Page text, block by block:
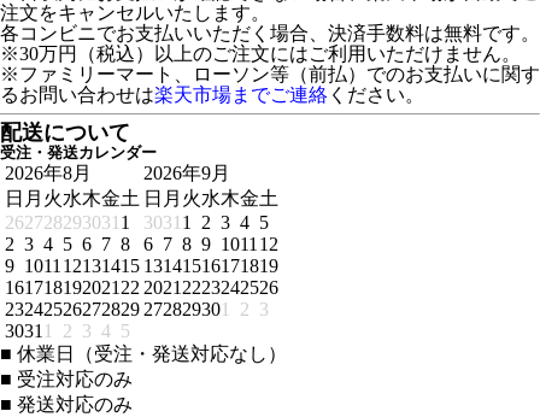
注文をキャンセルいたします。
各コンビニでお支払いいただく場合、決済手数料は無料です。
※30万円（税込）以上のご注文にはご利用いただけません。
※ファミリーマート、ローソン等（前払）でのお支払いに関す
るお問い合わせは楽天市場までご連絡 ください。
配送について
受注・発送カレンダー
2026年8月
日 月 火水木金土
262728293031 1
2 3 4 5 6 7 8
9 1011 12131415
161718192021 22
23242526272829
3031 1 2 3 4 5
2026年9月
日 月 火水木金土
3031 1 2 3 4 5
6 7 8 9 1011 12
13141516171819
2021 2223242526
272829301 2 3
■ 休業日（受注・発送対応なし）
■ 受注対応のみ
■ 発送対応のみ